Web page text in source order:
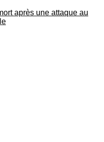
après une attaque au